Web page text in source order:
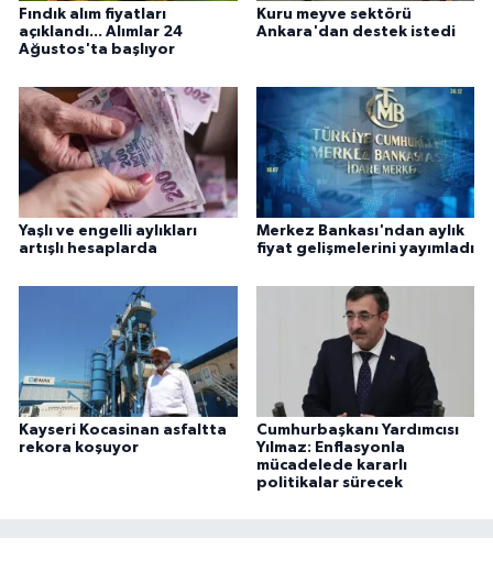
Fındık alım fiyatları
açıklandı... Alımlar 24
Ağustos'ta başlıyor
Kuru meyve sektörü
Ankara'dan destek istedi
Yaşlı ve engelli aylıkları
artışlı hesaplarda
Merkez Bankası'ndan aylık
fiyat gelişmelerini yayımladı
Kayseri Kocasinan asfaltta
rekora koşuyor
Cumhurbaşkanı Yardımcısı
Yılmaz: Enflasyonla
mücadelede kararlı
politikalar sürecek